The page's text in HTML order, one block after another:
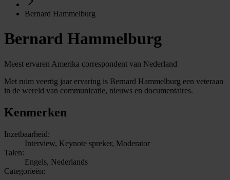
Bernard Hammelburg
Bernard Hammelburg
Meest ervaren Amerika correspondent van Nederland
Met ruim veertig jaar ervaring is Bernard Hammelburg een veteraan
in de wereld van communicatie, nieuws en documentaires.
Kenmerken
Inzetbaarheid:
Interview, Keynote spreker, Moderator
Talen:
Engels, Nederlands
Categorieën: